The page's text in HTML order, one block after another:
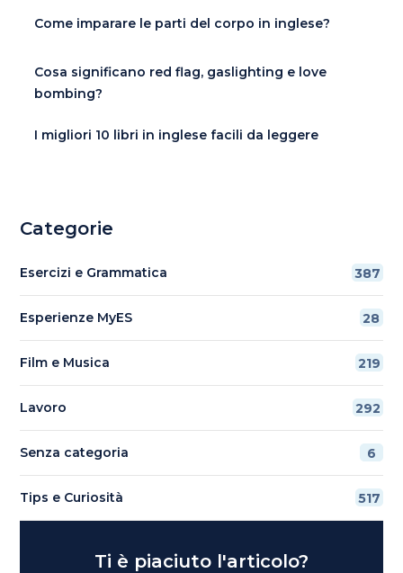
Come imparare le parti del corpo in inglese?
Cosa significano red flag, gaslighting e love
bombing?
I migliori 10 libri in inglese facili da leggere
Categorie
Esercizi e Grammatica 387
Esperienze MyES 28
Film e Musica 219
Lavoro 292
Senza categoria 6
Tips e Curiosità 517
Ti è piaciuto l'articolo?